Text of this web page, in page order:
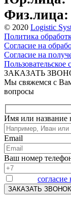
Физ.лица:
© 2020 Logistic
Политика
Согласие на
Согласие на
Пользовательское
ЗАКАЗАТЬ
Мы свяжемся с
вопросы
Имя или название
Email
Ваш номер